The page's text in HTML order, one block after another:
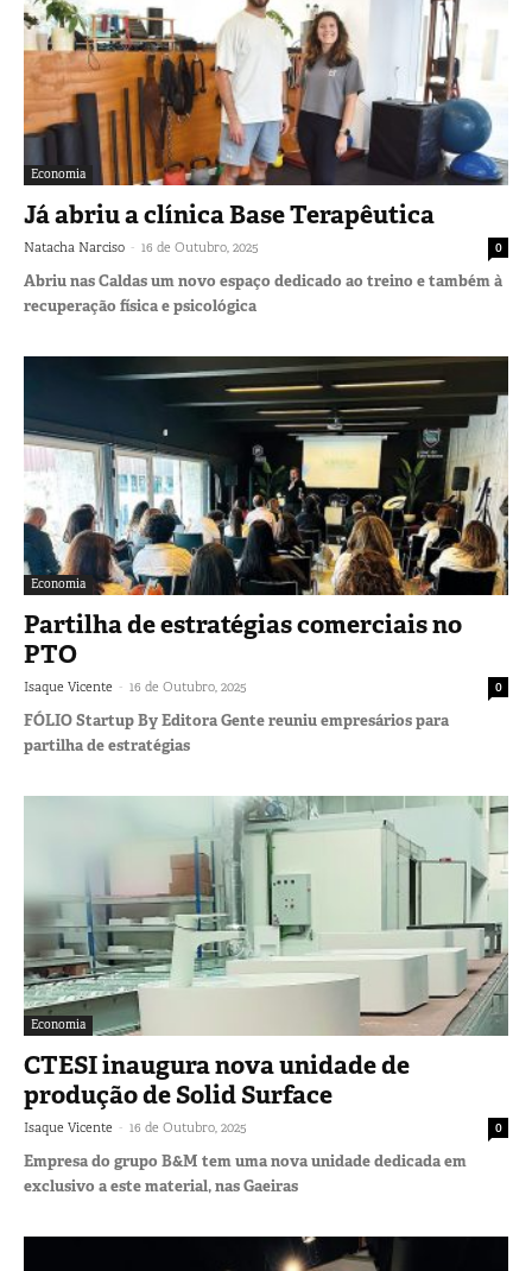
Economia
Já abriu a clínica Base Terapêutica
Natacha Narciso - 16 de Outubro, 2025 0
Abriu nas Caldas um novo espaço dedicado ao treino e também à
recuperação física e psicológica
Economia
Partilha de estratégias comerciais no
PTO
Isaque Vicente - 16 de Outubro, 2025 0
FÓLIO Startup By Editora Gente reuniu empresários para
partilha de estratégias
Economia
CTESI inaugura nova unidade de
produção de Solid Surface
Isaque Vicente - 16 de Outubro, 2025 0
Empresa do grupo B&M tem uma nova unidade dedicada em
exclusivo a este material, nas Gaeiras